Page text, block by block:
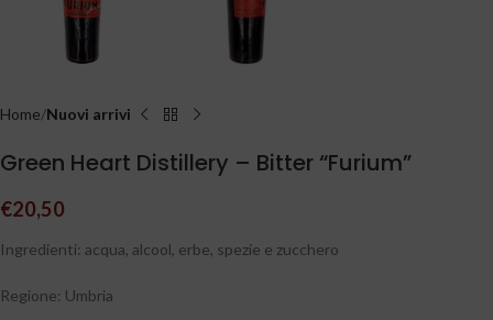
Home Nuovi arrivi
Green Heart Distillery – Bitter “Furium”
€20,50
Ingredienti: acqua, alcool, erbe, spezie e zucchero
Regione: Umbria